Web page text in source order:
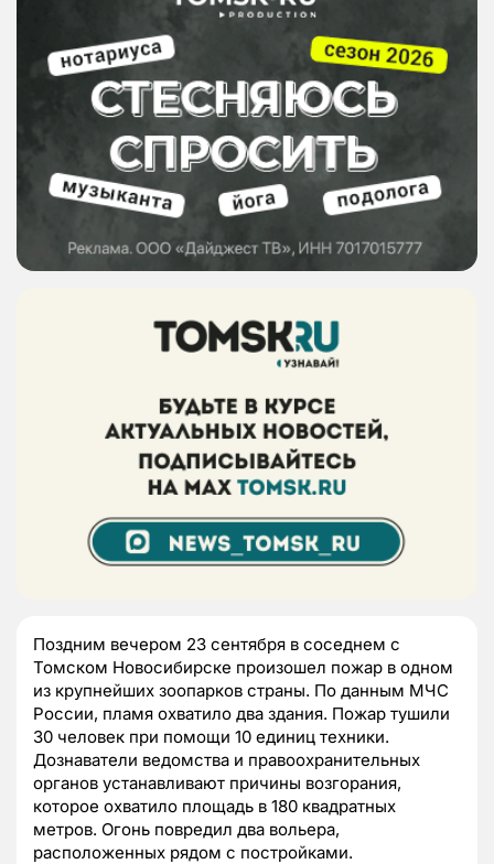
Поздним вечером 23 сентября в соседнем с
Томском Новосибирске произошел пожар в одном
из крупнейших зоопарков страны. По данным МЧС
России, пламя охватило два здания. Пожар тушили
30 человек при помощи 10 единиц техники.
Дознаватели ведомства и правоохранительных
органов устанавливают причины возгорания,
которое охватило площадь в 180 квадратных
метров. Огонь повредил два вольера,
расположенных рядом с постройками.